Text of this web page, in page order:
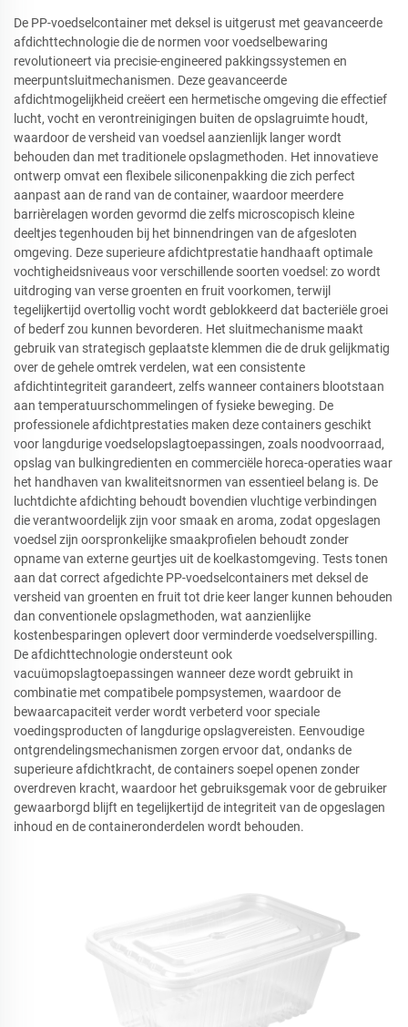
De PP-voedselcontainer met deksel is uitgerust met geavanceerde
afdichttechnologie die de normen voor voedselbewaring
revolutioneert via precisie-engineered pakkingssystemen en
meerpuntsluitmechanismen. Deze geavanceerde
afdichtmogelijkheid creëert een hermetische omgeving die effectief
lucht, vocht en verontreinigingen buiten de opslagruimte houdt,
waardoor de versheid van voedsel aanzienlijk langer wordt
behouden dan met traditionele opslagmethoden. Het innovatieve
ontwerp omvat een flexibele siliconenpakking die zich perfect
aanpast aan de rand van de container, waardoor meerdere
barrièrelagen worden gevormd die zelfs microscopisch kleine
deeltjes tegenhouden bij het binnendringen van de afgesloten
omgeving. Deze superieure afdichtprestatie handhaaft optimale
vochtigheidsniveaus voor verschillende soorten voedsel: zo wordt
uitdroging van verse groenten en fruit voorkomen, terwijl
tegelijkertijd overtollig vocht wordt geblokkeerd dat bacteriële groei
of bederf zou kunnen bevorderen. Het sluitmechanisme maakt
gebruik van strategisch geplaatste klemmen die de druk gelijkmatig
over de gehele omtrek verdelen, wat een consistente
afdichtintegriteit garandeert, zelfs wanneer containers blootstaan
aan temperatuurschommelingen of fysieke beweging. De
professionele afdichtprestaties maken deze containers geschikt
voor langdurige voedselopslagtoepassingen, zoals noodvoorraad,
opslag van bulkingredienten en commerciële horeca-operaties waar
het handhaven van kwaliteitsnormen van essentieel belang is. De
luchtdichte afdichting behoudt bovendien vluchtige verbindingen
die verantwoordelijk zijn voor smaak en aroma, zodat opgeslagen
voedsel zijn oorspronkelijke smaakprofielen behoudt zonder
opname van externe geurtjes uit de koelkastomgeving. Tests tonen
aan dat correct afgedichte PP-voedselcontainers met deksel de
versheid van groenten en fruit tot drie keer langer kunnen behouden
dan conventionele opslagmethoden, wat aanzienlijke
kostenbesparingen oplevert door verminderde voedselverspilling.
De afdichttechnologie ondersteunt ook
vacuümopslagtoepassingen wanneer deze wordt gebruikt in
combinatie met compatibele pompsystemen, waardoor de
bewaarcapaciteit verder wordt verbeterd voor speciale
voedingsproducten of langdurige opslagvereisten. Eenvoudige
ontgrendelingsmechanismen zorgen ervoor dat, ondanks de
superieure afdichtkracht, de containers soepel openen zonder
overdreven kracht, waardoor het gebruiksgemak voor de gebruiker
gewaarborgd blijft en tegelijkertijd de integriteit van de opgeslagen
inhoud en de containeronderdelen wordt behouden.